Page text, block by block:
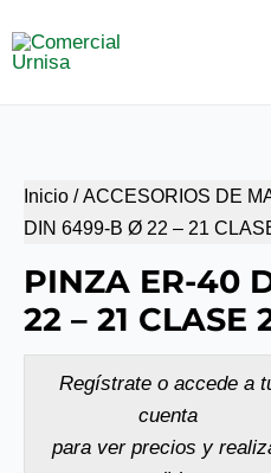
al
Inicio /ACCESORIOS DE
DIN 6499-B Ø 22 – 21
PINZA ER-40
22 – 21 CLASE
Regístrate o accede a
cuenta
para ver precios y